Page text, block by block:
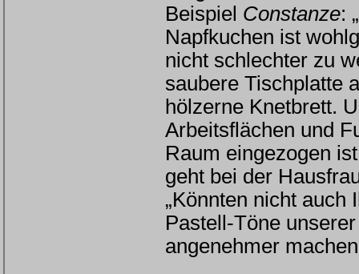
Beispiel Constanze:
Napfkuchen ist
nicht schlechter zu
saubere Tischplatte
hölzerne Knetbrett.
Arbeitsflächen und
Raum eingezogen
geht bei der
„Könnten nicht auch
Pastell-Töne
angenehmer